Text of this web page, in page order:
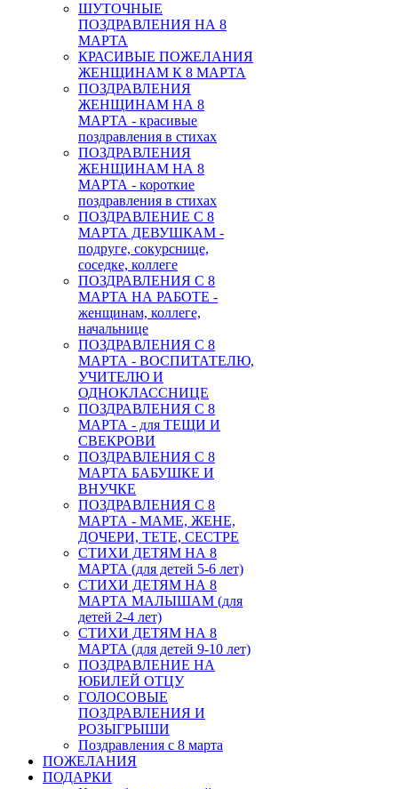
ШУТОЧНЫЕ
ПОЗДРАВЛЕНИЯ НА 8
МАРТА
КРАСИВЫЕ ПОЖЕЛАНИЯ
ЖЕНЩИНАМ К 8 МАРТА
ПОЗДРАВЛЕНИЯ
ЖЕНЩИНАМ НА 8
МАРТА - красивые
поздравления в стихах
ПОЗДРАВЛЕНИЯ
ЖЕНЩИНАМ НА 8
МАРТА - короткие
поздравления в стихах
ПОЗДРАВЛЕНИЕ С 8
МАРТА ДЕВУШКАМ -
подруге, сокурснице,
соседке, коллеге
ПОЗДРАВЛЕНИЯ С 8
МАРТА НА РАБОТЕ -
женщинам, коллеге,
начальнице
ПОЗДРАВЛЕНИЯ С 8
МАРТА - ВОСПИТАТЕЛЮ,
УЧИТЕЛЮ И
ОДНОКЛАССНИЦЕ
ПОЗДРАВЛЕНИЯ С 8
МАРТА - для ТЕЩИ И
СВЕКРОВИ
ПОЗДРАВЛЕНИЯ С 8
МАРТА БАБУШКЕ И
ВНУЧКЕ
ПОЗДРАВЛЕНИЯ С 8
МАРТА - МАМЕ, ЖЕНЕ,
ДОЧЕРИ, ТЕТЕ, СЕСТРЕ
СТИХИ ДЕТЯМ НА 8
МАРТА (для детей 5-6 лет)
СТИХИ ДЕТЯМ НА 8
МАРТА МАЛЫШАМ (для
детей 2-4 лет)
СТИХИ ДЕТЯМ НА 8
МАРТА (для детей 9-10 лет)
ПОЗДРАВЛЕНИЕ НА
ЮБИЛЕЙ ОТЦУ
ГОЛОСОВЫЕ
ПОЗДРАВЛЕНИЯ И
РОЗЫГРЫШИ
Поздравления с 8 марта
ПОЖЕЛАНИЯ
ПОДАРКИ